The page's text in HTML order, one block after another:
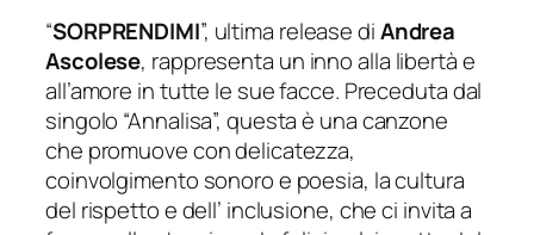
“SORPRENDIMI”, ultima release diAndrea
Ascolese, rappresenta un inno alla libertà e
all’amore in tutte le sue facce. Preceduta dal
singolo “Annalisa”, questa è una canzone
che promuove con delicatezza,
coinvolgimento sonoro e poesia, la cultura
del rispetto e dell’ inclusione, che ci invita a